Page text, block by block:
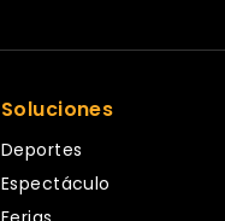
Soluciones
Deportes
Espectáculo